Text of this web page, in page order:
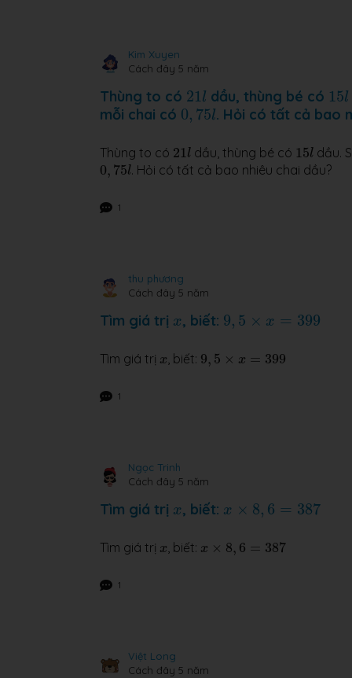
Kim Xuyen
Cách đây 5 năm
Thùng to có 21l
21 l dầu, thùng bé có 15l
15l
mỗi chai có 0, 75l
0,75l. Hỏi có tất cả bao
Thùng to có 21l
21 l dầu, thùng bé có 15l
15l dầu.
0, 75l
0 75l. Hỏi có tất cả bao nhiêu chai dầu?
1
thu phương
Cách đây 5 năm
Tìm giá trị x
x, biết: 9, 5 × x = 399
9 5× x= 399
Tìm giá trị x
x, biết: 9, 5 × x = 399
9 5 x 399
1
Ngọc Trinh
Cách đây 5 năm
Tìm giá trị x
x, biết: x × 8, 6 = 387
x× 8, 6= 387
Tìm giá trị x
x, biết: x × 8, 6 = 387
x 8 6 387
1
Việt Long
Cách đây 5 năm